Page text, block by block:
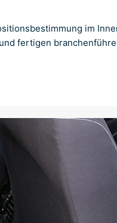
im
fertigen